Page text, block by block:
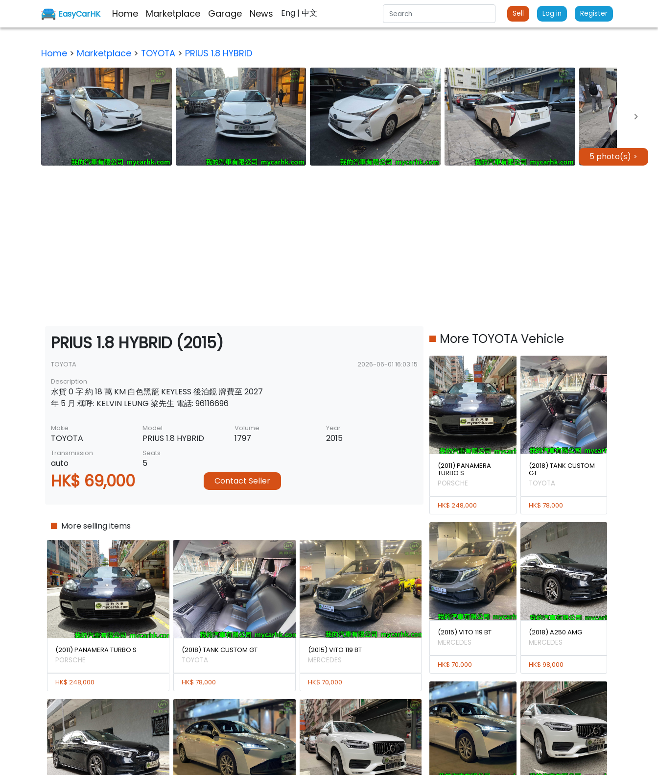
EasyCarHK Home Marketplace Garage News Eng | 中文 Sell Log in Register
Home > Marketplace > TOYOTA > PRIUS 1.8 HYBRID
5 photo(s) >
PRIUS 1.8 HYBRID (2015)
TOYOTA
2026-06-01 16:03:15
Description
水貨 0 字 約 18 萬 KM 白色黑籠 KEYLESS 後泊鏡 牌費至 2027
年 5 月 稱呼: KELVIN LEUNG 梁先生 電話: 96116696
Make
TOYOTA
Model
PRIUS 1.8 HYBRID
Volume
1797
Year
2015
Transmission
auto
Seats
5
HK$ 69,000 Contact Seller
More selling items
(2011) PANAMERA TURBO S
PORSCHE
HK$ 248,000
(2018) TANK CUSTOM GT
TOYOTA
HK$ 78,000
(2015) VITO 119 BT
MERCEDES
HK$ 70,000
More TOYOTA Vehicle
(2011) PANAMERA
TURBO S
PORSCHE
HK$ 248,000
(2018) TANK CUSTOM
GT
TOYOTA
HK$ 78,000
(2015) VITO 119 BT
MERCEDES
HK$ 70,000
(2018) A250 AMG
MERCEDES
HK$ 98,000